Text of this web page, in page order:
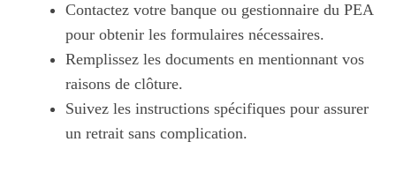
Contactez votre banque ou gestionnaire du PEA
pour obtenir les formulaires nécessaires.
Remplissez les documents en mentionnant vos
raisons de clôture.
Suivez les instructions spécifiques pour assurer
un retrait sans complication.